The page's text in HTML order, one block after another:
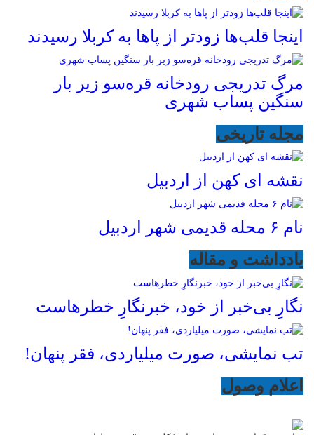
اینجا قلب‌ها زودتر از پاها به کربلا رسیدند
مرگ تدریجی رودخانه قره‌سو زیر بار
سنگین پساب شهری
مجله تاریخی
نقشه ای کهن از اردبیل
نام ۶ محله قدیمی شهر اردبیل
یادداشت و مقاله
نگارِ بی‌خبر از خود، خبرنگارِ خطرهاست
تب نمایشی، صورت میلیاردی، فقر پنهان!
اعلام وصول